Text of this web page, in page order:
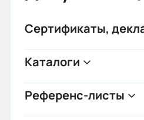
Сертификаты,
Каталоги
Референс-листы